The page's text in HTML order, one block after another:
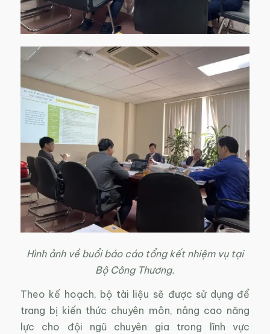
Hình ảnh về buổi báo cáo tổng kết nhiệm vụ tại
Bộ Công Thương.
Theo kế hoạch, bộ tài liệu sẽ được sử dụng để
trang bị kiến thức chuyên môn, nâng cao năng
lực cho đội ngũ chuyên gia trong lĩnh vực